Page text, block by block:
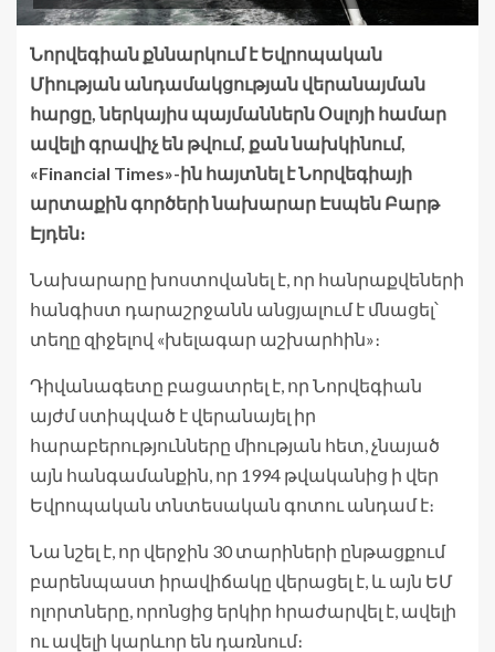
Նորվեգիան քննարկում է Եվրոպական
Միության անդամակցության վերանայման
հարցը, ներկայիս պայմաններն Օսլոյի համար
ավելի գրավիչ են թվում, քան նախկինում,
«Financial Times»-ին հայտնել է Նորվեգիայի
արտաքին գործերի նախարար Էսպեն Բարթ
Էյդեն։
Նախարարը խոստովանել է, որ հանրաքվեների
հանգիստ դարաշրջանն անցյալում է մնացել՝
տեղը զիջելով «խելագար աշխարհին»։
Դիվանագետը բացատրել է, որ Նորվեգիան
այժմ ստիպված է վերանայել իր
հարաբերությունները միության հետ, չնայած
այն հանգամանքին, որ 1994 թվականից ի վեր
Եվրոպական տնտեսական գոտու անդամ է։
Նա նշել է, որ վերջին 30 տարիների ընթացքում
բարենպաստ իրավիճակը վերացել է, և այն ԵՄ
ոլորտները, որոնցից երկիր հրաժարվել է, ավելի
ու ավելի կարևոր են դառնում։